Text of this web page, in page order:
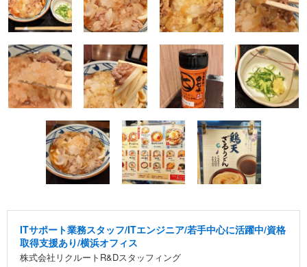
ITサポート業務スタッフ/ITエンジニア/若手中心に活躍中/資格
取得支援あり/横浜オフィス
株式会社リクルートR&Dスタッフィング